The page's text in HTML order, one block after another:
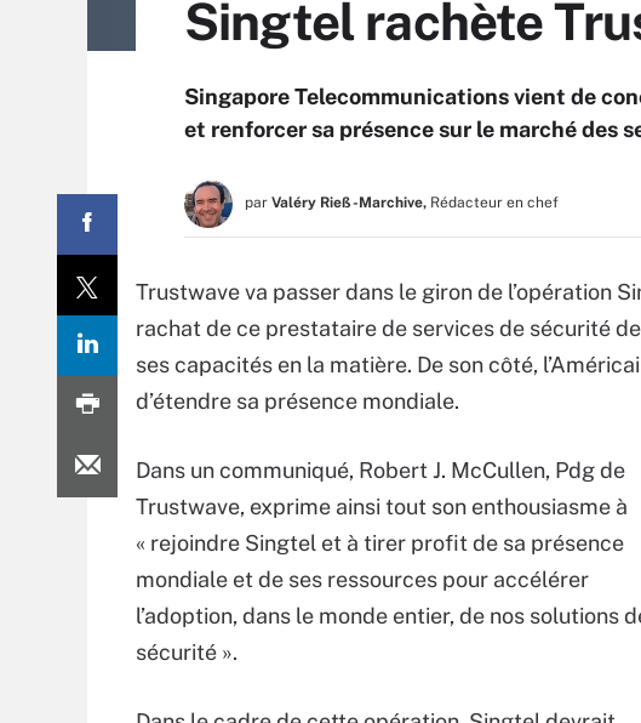
Singtel rachète
Singapore Telecommunications vient de
et renforcer sa présence sur le marché des
par Valéry Rieß-Marchive, Rédacteur en chef
Trustwave va passer dans le giron de l’opération
rachat de ce prestataire de services de sécurité
ses capacités en la matière. De son côté,
d’étendre sa présence mondiale.
Dans un communiqué, Robert J. McCullen, Pdg de
Trustwave, exprime ainsi tout son enthousiasme à
« rejoindre Singtel et à tirer profit de sa présence
mondiale et de ses ressources pour accélérer
l’adoption, dans le monde entier, de nos solutions
sécurité ».